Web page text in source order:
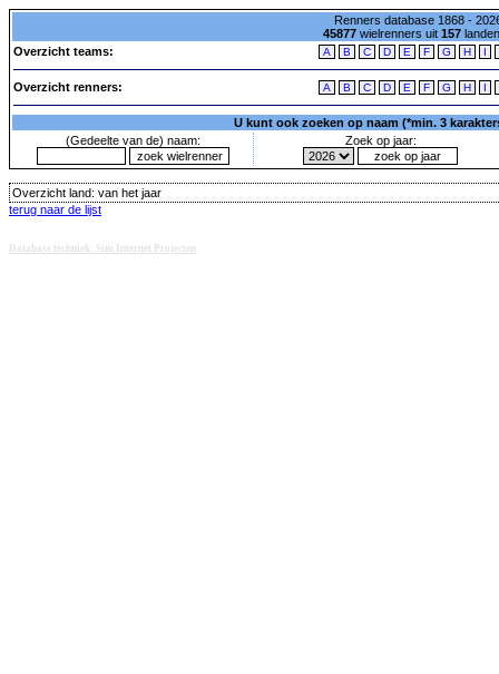
Renners database 1868 -
45877wielrenners uit 157
Overzicht teams:
A B C D E F G H I
Overzicht renners: A B C D E F G H I
U kunt ook zoeken op naam (*min. 3
(Gedeelte van de) naam:
Zoek op jaar:
Overzicht land: van het jaar
terug naar de lijst
Database techniek: Sini Internet Projecten